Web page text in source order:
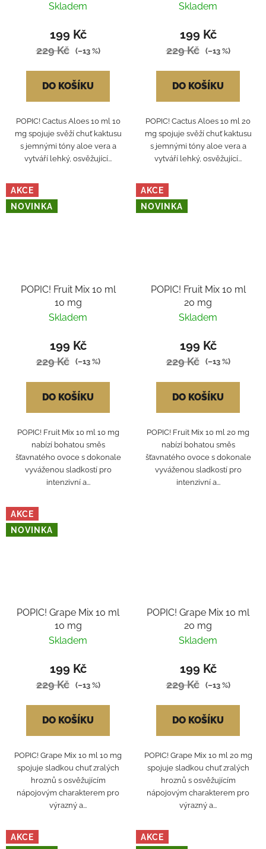
Skladem
199 Kč
229 Kč (–13 %)
DO KOŠÍKU
POPIC! Cactus Aloes 10 ml 10
mg spojuje svěží chuť kaktusu
s jemnými tóny aloe vera a
vytváří lehký, osvěžující...
Skladem
199 Kč
229 Kč (–13 %)
DO KOŠÍKU
POPIC! Cactus Aloes 10 ml 20
mg spojuje svěží chuť kaktusu
s jemnými tóny aloe vera a
vytváří lehký, osvěžující...
AKCE
NOVINKA
POPIC! Fruit Mix 10 ml
10 mg
Skladem
199 Kč
229 Kč (–13 %)
DO KOŠÍKU
POPIC! Fruit Mix 10 ml 10 mg
nabízí bohatou směs
šťavnatého ovoce s dokonale
vyváženou sladkostí pro
intenzivní a...
AKCE
NOVINKA
POPIC! Fruit Mix 10 ml
20 mg
Skladem
199 Kč
229 Kč (–13 %)
DO KOŠÍKU
POPIC! Fruit Mix 10 ml 20 mg
nabízí bohatou směs
šťavnatého ovoce s dokonale
vyváženou sladkostí pro
intenzivní a...
AKCE
NOVINKA
POPIC! Grape Mix 10 ml
10 mg
Skladem
199 Kč
229 Kč (–13 %)
DO KOŠÍKU
POPIC! Grape Mix 10 ml 10 mg
spojuje sladkou chuť zralých
hroznů s osvěžujícím
nápojovým charakterem pro
výrazný a...
POPIC! Grape Mix 10 ml
20 mg
Skladem
199 Kč
229 Kč (–13 %)
DO KOŠÍKU
POPIC! Grape Mix 10 ml 20 mg
spojuje sladkou chuť zralých
hroznů s osvěžujícím
nápojovým charakterem pro
výrazný a...
AKCE
AKCE